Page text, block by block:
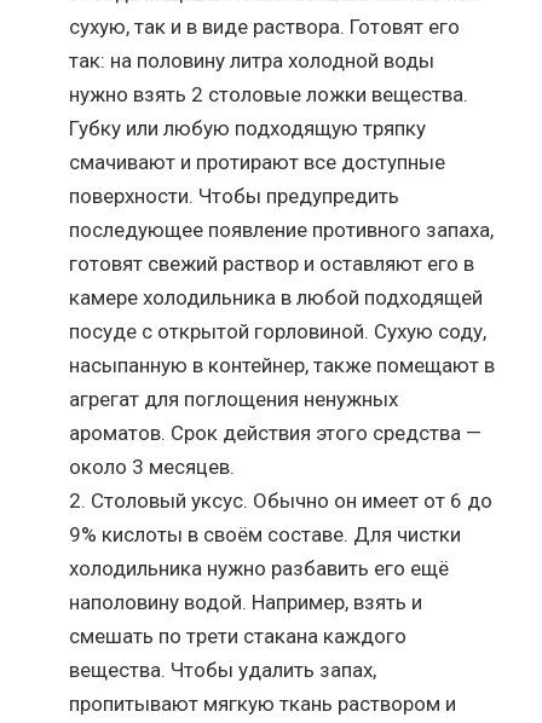
сухую, так и в виде раствора. Готовят его
так: на половину литра холодной воды
нужно взять 2 столовые ложки вещества.
Губку или любую подходящую тряпку
смачивают и протирают все доступные
поверхности. Чтобы предупредить
последующее появление противного запаха,
готовят свежий раствор и оставляют его в
камере холодильника в любой подходящей
посуде с открытой горловиной. Сухую соду,
насыпанную в контейнер, также помещают в
агрегат для поглощения ненужных
ароматов. Срок действия этого средства —
около 3 месяцев.
Столовый уксус. Обычно он имеет от 6 до
9% кислоты в своём составе. Для чистки
холодильника нужно разбавить его ещё
наполовину водой. Например, взять и
смешать по трети стакана каждого
вещества. Чтобы удалить запах,
пропитывают мягкую ткань раствором и